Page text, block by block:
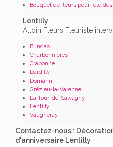
Bouquet de fleurs pour fête
Lentilly
Alloin Fleurs Fleuriste
Brindas
Charbonnières
Craponne
Dardilly
Domarin
Grézieu-la-Varenne
La Tour-de-Salvagny
Lentilly
Vaugneray
Contactez-nous :
d'anniversaire Lentilly